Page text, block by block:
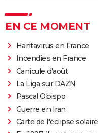
EN CE MOMENT
Hantavirus en France
Incendies en France
Canicule d'août
La Liga sur DAZN
Pascal Obispo
Guerre en Iran
Carte de l'éclipse